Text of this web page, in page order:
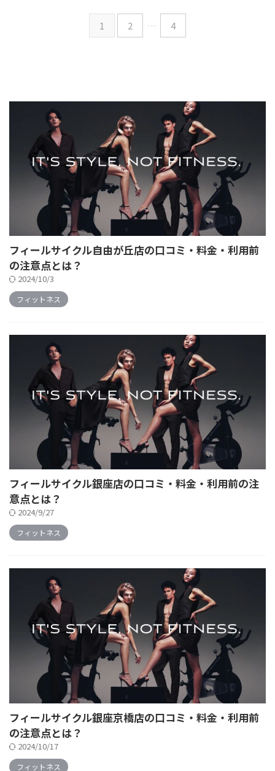
現在会費0円トライアルを実施中
です。 45日間無料で利用できる
ので、お早めにご利用ください！
口コミを詳細に分析し、良かった
点と悪かった点について ...
現在会費0円トライアルを実施中
です。 45日間無料で利用できる
ので、お早めにご利用ください！
口コミを詳細に分析し、良かった
点と悪かった点について ...
1 2 … 4
フィールサイクル自由が丘店の口コミ・料金・利用前
の注意点とは？
2024/10/3
フィットネス
フィールサイクル銀座店の口コミ・料金・利用前の注
意点とは？
2024/9/27
フィットネス
フィールサイクル銀座京橋店の口コミ・料金・利用前
の注意点とは？
2024/10/17
フィットネス